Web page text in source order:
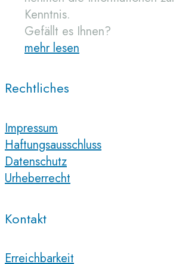
Kenntnis.
Gefällt es Ihnen?
mehr lesen
Rechtliches
Impressum
Haftungsausschluss
Datenschutz
Urheberrecht
Kontakt
Erreichbarkeit